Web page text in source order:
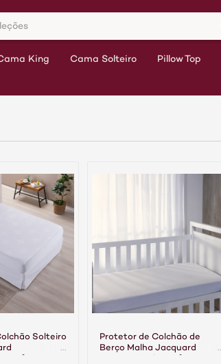
King Cama Solteiro Pillow Top
Solteiro
Protetor de Colchão de
Berço Malha Jacquard